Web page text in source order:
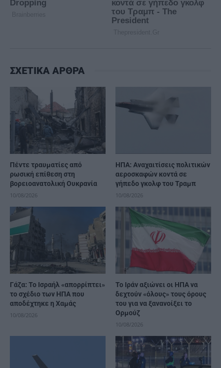
ΣΧΕΤΙΚΑ ΑΡΘΡΑ
Πέντε τραυματίες από
ρωσική επίθεση στη
βορειοανατολική Ουκρανία
10/08/2026
ΗΠΑ: Αναχαιτίσεις πολιτικών
αεροσκαφών κοντά σε
γήπεδο γκολφ του Τραμπ
10/08/2026
Γάζα: Το Ισραήλ «απορρίπτει»
το σχέδιο των ΗΠΑ που
αποδέχτηκε η Χαμάς
10/08/2026
Το Ιράν αξιώνει οι ΗΠΑ να
δεχτούν «όλους» τους όρους
του για να ξανανοίξει το
Ορμούζ
10/08/2026